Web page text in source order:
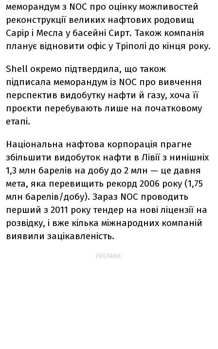
меморандум з NOC про оцінку можливостей
реконструкції великих нафтових родовищ
Сарір і Месла у басейні Сирт. Також компанія
планує відновити офіс у Тріполі до кінця року.
Shell окремо підтвердила, що також
підписала меморандум із NOC про вивчення
перспектив видобутку нафти й газу, хоча її
проєкти перебувають лише на початковому
етапі.
Національна нафтова корпорація прагне
збільшити видобуток нафти в Лівії з нинішніх
1,3 млн барелів на добу до 2 млн — це давня
мета, яка перевищить рекорд 2006 року (1,75
млн барелів/добу). Зараз NOC проводить
перший з 2011 року тендер на нові ліцензії на
розвідку, і вже кілька міжнародних компаній
виявили зацікавленість.
РЕКЛАМА: